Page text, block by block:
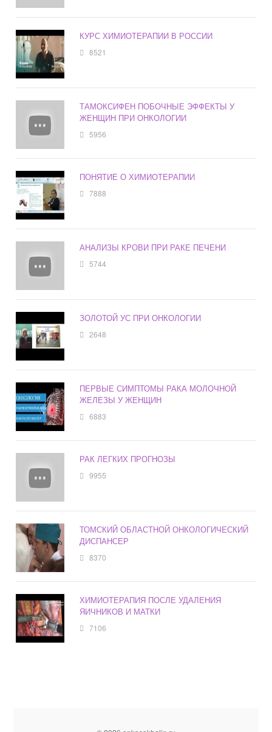
КУРС ХИМИОТЕРАПИИ В РОССИИ
8521
ТАМОКСИФЕН ПОБОЧНЫЕ ЭФФЕКТЫ У
ЖЕНЩИН ПРИ ОНКОЛОГИИ
5956
ПОНЯТИЕ О ХИМИОТЕРАПИИ
7888
АНАЛИЗЫ КРОВИ ПРИ РАКЕ ПЕЧЕНИ
5744
ЗОЛОТОЙ УС ПРИ ОНКОЛОГИИ
2648
ПЕРВЫЕ СИМПТОМЫ РАКА МОЛОЧНОЙ
ЖЕЛЕЗЫ У ЖЕНЩИН
6883
РАК ЛЕГКИХ ПРОГНОЗЫ
9955
ТОМСКИЙ ОБЛАСТНОЙ ОНКОЛОГИЧЕСКИЙ
ДИСПАНСЕР
8370
ХИМИОТЕРАПИЯ ПОСЛЕ УДАЛЕНИЯ
ЯИЧНИКОВ И МАТКИ
7106